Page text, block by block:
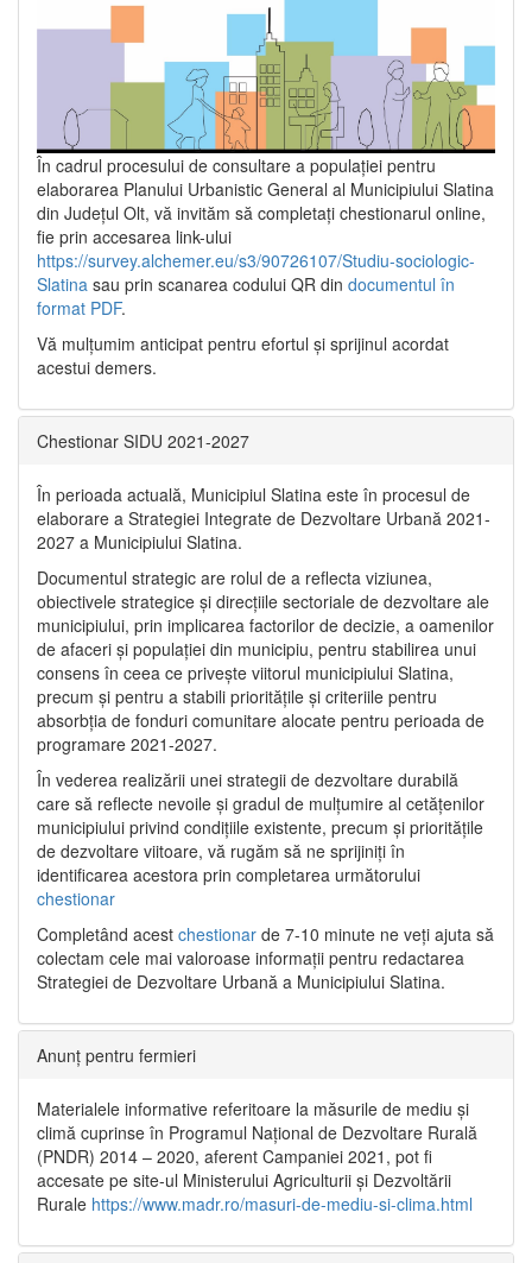
În cadrul procesului de consultare a populaţiei pentru
elaborarea Planului Urbanistic General al Municipiului Slatina
din Județul Olt, vă invităm să completați chestionarul online,
fie prin accesarea link-ului
https://survey.alchemer.eu/s3/90726107/Studiu-sociologic-
Slatina sau prin scanarea codului QR din documentul în
format PDF.
Vă mulţumim anticipat pentru efortul şi sprijinul acordat
acestui demers.
Chestionar SIDU 2021-2027
În perioada actuală, Municipiul Slatina este în procesul de
elaborare a Strategiei Integrate de Dezvoltare Urbană 2021‐
2027 a Municipiului Slatina.
Documentul strategic are rolul de a reflecta viziunea,
obiectivele strategice și direcțiile sectoriale de dezvoltare ale
municipiului, prin implicarea factorilor de decizie, a oamenilor
de afaceri și populației din municipiu, pentru stabilirea unui
consens în ceea ce privește viitorul municipiului Slatina,
precum și pentru a stabili prioritățile și criteriile pentru
absorbția de fonduri comunitare alocate pentru perioada de
programare 2021-2027.
În vederea realizării unei strategii de dezvoltare durabilă
care să reflecte nevoile și gradul de mulțumire al cetățenilor
municipiului privind condițiile existente, precum și prioritățile
de dezvoltare viitoare, vă rugăm să ne sprijiniți în
identificarea acestora prin completarea următorului
chestionar
Completând acest chestionar de 7-10 minute ne veți ajuta să
colectam cele mai valoroase informații pentru redactarea
Strategiei de Dezvoltare Urbană a Municipiului Slatina.
Anunț pentru fermieri
Materialele informative referitoare la măsurile de mediu și
climă cuprinse în Programul Național de Dezvoltare Rurală
(PNDR) 2014 – 2020, aferent Campaniei 2021, pot fi
accesate pe site-ul Ministerului Agriculturii și Dezvoltării
Rurale https://www.madr.ro/masuri-de-mediu-si-clima.html